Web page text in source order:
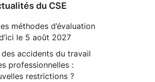
du CSE
méthodes d’évaluation
le 5 août 2027
accidents du travail
professionnelles :
restrictions ?